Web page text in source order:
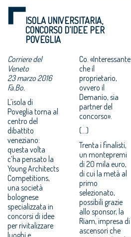
ISOLA UNIVERSITARIA,
CONCORSO D’IDEE PER
POVEGLIA
Corriere del
Veneto
23 marzo 2016
Fa.Bo.
L’isola di
Poveglia torna al
centro del
dibattito
veneziano:
questa volta
c’ha pensato la
Young Architects
Competitions,
una società
bolognese
specializzata in
concorsi di idee
per rivitalizzare
Co. «Interessante
che il
proprietario,
ovvero il
Demanio, sia
partner del
concorso».
(...)
Trenta i finalisti,
un montepremi
di 20 mila euro,
di cui la metà al
primo
selezionato,
possibili grazie
allo sponsor, la
Riam, impresa di
ascensori che